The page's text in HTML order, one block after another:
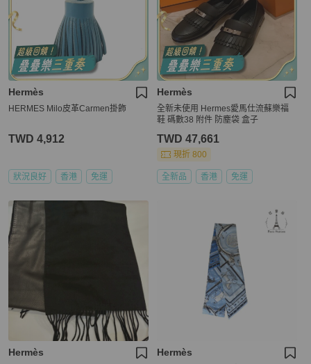
Hermès
HERMES Milo皮革Carmen掛飾
TWD 4,912
狀況良好 香港 免運
Hermès
全新未使用 Hermes愛馬仕流蘇樂福
鞋 碼數38 附件 防塵袋 盒子
TWD 47,661
現折 800
全新品 香港 免運
Hermès Hermès